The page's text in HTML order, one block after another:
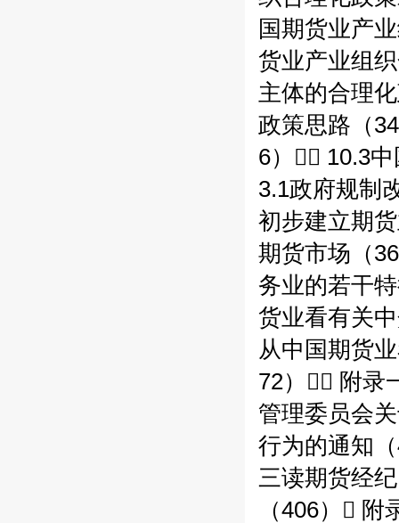
国期货业产
货业产业组
主体的合理
政策思路（
6） 10.3
3.1政府规制
初步建立期
期货市场（
务业的若干
货业看有关
从中国期货
72） 附录
管理委员会
行为的通知
三读期货经
（406）